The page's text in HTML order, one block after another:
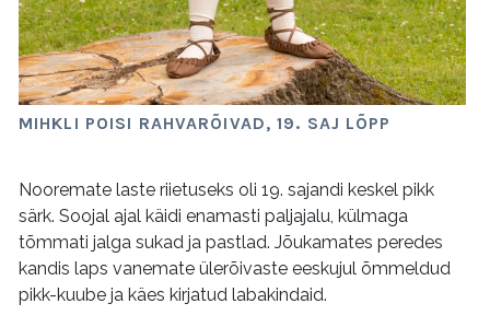
MIHKLI POISI RAHVARÕIVAD, 19. SAJ LÕPP
Nooremate laste riietuseks oli 19. sajandi keskel pikk
särk. Soojal ajal käidi enamasti paljajalu, külmaga
tõmmati jalga sukad ja pastlad. Jõukamates peredes
kandis laps vanemate ülerõivaste eeskujul õmmeldud
pikk-kuube ja käes kirjatud labakindaid.